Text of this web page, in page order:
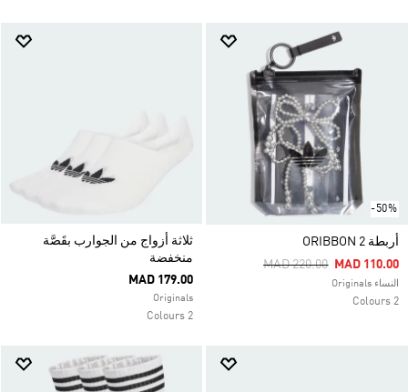
-50%
أربطة ORIBBON 2
Price Reduced From
MAD 220.00ToMAD 110.00
النساء Originals
2 Colours
ثلاثة أزواج من الجوارب بقَصَّة
منخفضة
MAD 179.00
Originals
2 Colours